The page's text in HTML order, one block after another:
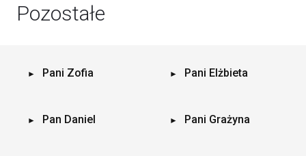
Pozostałe
Pani Zofia Pani Elżbieta
Pan Daniel Pani Grażyna